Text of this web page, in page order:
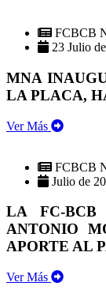
FCBCB
23 Julio
MNA
LA PLACA,
Ver Más
FCBCB
Julio de
LA FC-
ANTONIO
APORTE AL
Ver Más